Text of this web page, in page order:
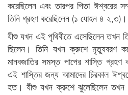
করেছিলেন এবং তারপর পিতা ঈশ্বরের
তিনি গ্রহণ করেছিলেন (১ যোহন ৪ ২,৩)।
যীশু যখন এই পৃথিবীতে এসেছিলেন তখন
ছিলেন। তিনি যখন ক্রুশে মৃত্যুবরণ
মানবজাতির সমস্ত পাপের শাস্তি গ্রহণ
এই শাস্তির জন্য আমাদের চিরকাল
হত। যীশু যখন ক্রুশে ঝুলেছিলেন তখন